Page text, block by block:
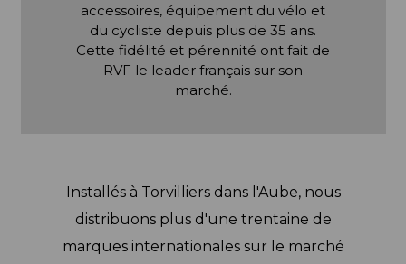
accessoires, équipement du vélo et
du cycliste depuis plus de 35 ans.
Cette fidélité et pérennité ont fait de
RVF le leader français sur son
marché.
Installés à Torvilliers dans l'Aube, nous
distribuons plus d'une trentaine de
marques internationales sur le marché